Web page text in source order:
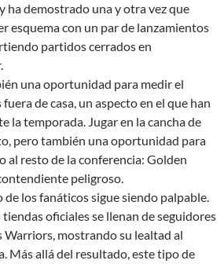
ha demostrado una y otra vez que
esquema con un par de lanzamientos
partidos cerrados en
una oportunidad para medir el
de casa, un aspecto en el que han
la temporada. Jugar en la cancha de
pero también una oportunidad para
al resto de la conferencia: Golden
peligroso.
de los fanáticos sigue siendo palpable.
tiendas oficiales se llenan de seguidores
Warriors, mostrando su lealtad al
Más allá del resultado, este tipo de